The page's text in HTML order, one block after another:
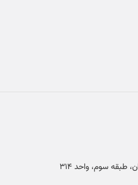
طبقه سوم، واحد ۳۱۴